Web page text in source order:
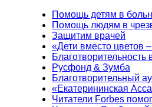
Помощь детям в
Помощь людям в
Защитим врачей
«Дети вместо цветов
Русфонд & Зумба
Благотворительный
«Екатерининская
Читатели Forbes